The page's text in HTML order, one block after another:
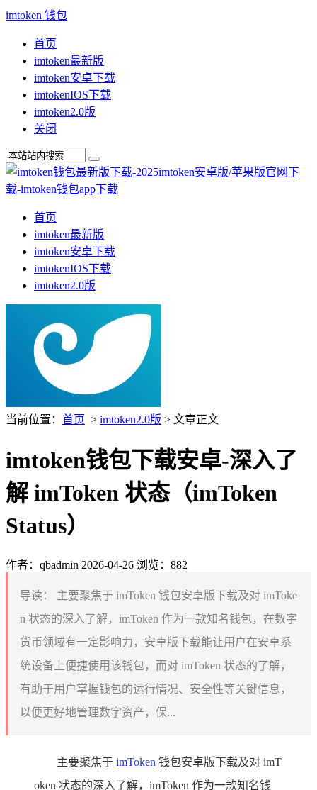
imtoken 钱包
首页
imtoken最新版
imtoken安卓下载
imtokenIOS下载
imtoken2.0版
关闭
首页
imtoken最新版
imtoken安卓下载
imtokenIOS下载
imtoken2.0版
当前位置： 首页 > imtoken2.0版 > 文章正文
imtoken钱包下载安卓-深入了
解 imToken 状态（imToken
Status）
作者：qbadmin 2026-04-26 浏览：882
导读：
主要聚焦于 imToken 钱包安卓版下载及对 imToke
n 状态的深入了解，imToken 作为一款知名钱包，在数字
货币领域有一定影响力，安卓版下载能让用户在安卓系
统设备上便捷使用该钱包，而对 imToken 状态的了解，
有助于用户掌握钱包的运行情况、安全性等关键信息，
以便更好地管理数字资产，保...
主要聚焦于 imToken 钱包安卓版下载及对 imT
oken 状态的深入了解，imToken 作为一款知名钱